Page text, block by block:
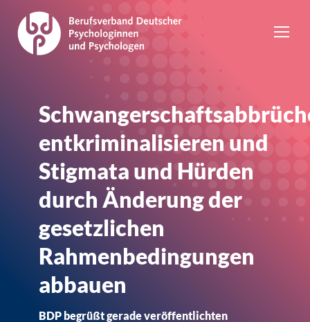
entkriminalisieren und
Stigmata und Hürden
durch Änderung der
gesetzlichen
Rahmenbedingungen
abbauen
BDP begrüßt gerade veröffentlichten